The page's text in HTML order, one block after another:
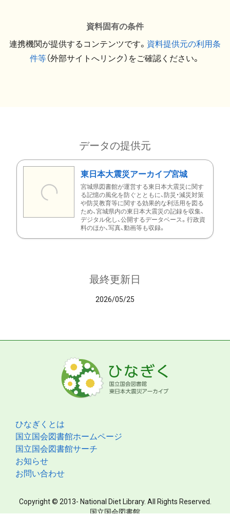
資料固有の条件
連携機関が提供するコンテンツです。 資料提供元の利用条
件等（外部サイトへリンク）をご確認ください。
データの提供元
東日本大震災アーカイブ宮城
宮城県図書館が運営する東日本大震災に関す
る記憶の風化を防ぐとともに、防災・減災対策
や防災教育等に関する効果的な利活用を図る
ため、宮城県内の東日本大震災の記録を収集、
デジタル化し、公開するデータベース。行政資
料のほか、写真、動画等も収録。
最終更新日
2026/05/25
ひなぎくとは
国立国会図書館ホームページ
国立国会図書館サーチ
お知らせ
お問い合わせ
Copyright © 2013- National Diet Library. All Rights Reserved.